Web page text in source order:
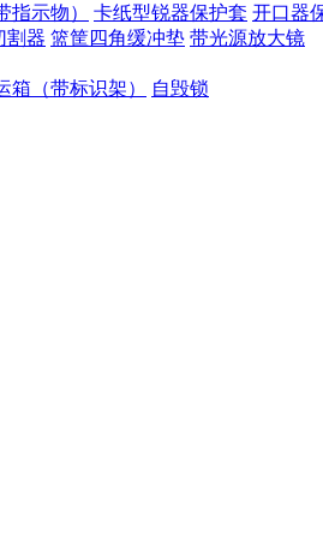
示物） 卡纸型锐器保护套 开口器
割器 篮筐四角缓冲垫 带光源放大镜
箱（带标识架）
自毁锁